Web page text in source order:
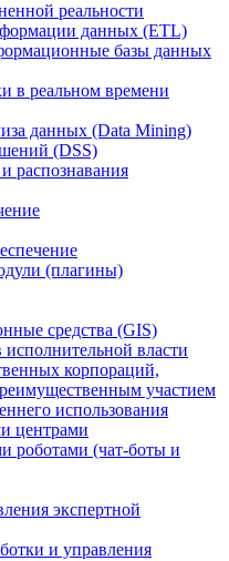
реальности
данных (ETL)
базы данных
в реальном времени
данных (Data Mining)
(DSS)
распознавания
(плагины)
средства (GIS)
власти
корпораций,
участием
использования
центрами
роботами (чат-боты и
экспертной
и управления